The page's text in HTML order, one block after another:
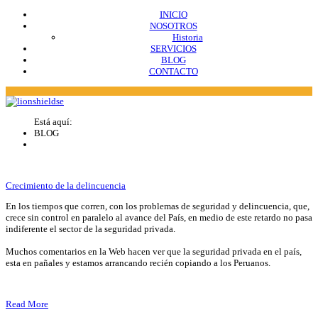
INICIO
NOSOTROS
Historia
SERVICIOS
BLOG
CONTACTO
Está aquí:
BLOG
Crecimiento de la delincuencia
En los tiempos que corren, con los problemas de seguridad y delincuencia, que,
crece sin control en paralelo al avance del País, en medio de este retardo no pasa
indiferente el sector de la seguridad privada.
Muchos comentarios en la Web hacen ver que la seguridad privada en el país,
esta en pañales y estamos arrancando recién copiando a los Peruanos.
Read More